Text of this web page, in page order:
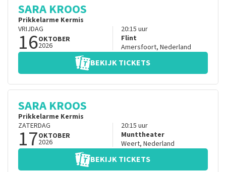
SARA KROOS
Prikkelarme Kermis
VRIJDAG
16OKTOBER
2026
20:15 uur
Flint
Amersfoort, Nederland
BEKIJK TICKETS
SARA KROOS
Prikkelarme Kermis
ZATERDAG
17OKTOBER
2026
20:15 uur
Munttheater
Weert, Nederland
BEKIJK TICKETS